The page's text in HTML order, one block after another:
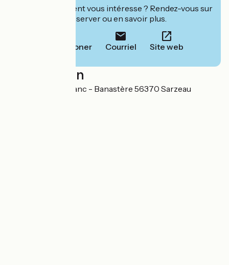
Cet établissement vous intéresse ? Rendez-vous sur
leur site pour réserver ou en savoir plus.
Téléphoner Courriel Site web
Localisation
2 Rue Marie Le Franc - Banastère 56370 Sarzeau